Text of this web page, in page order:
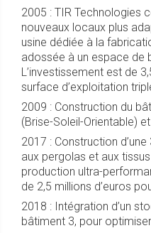
2005 : TIR Technologies
nouveaux locaux plus
usine dédiée à la
adossée à un espace de
L’investissement est de
surface d’exploitation
2009 : Construction du
(Brise-Soleil-Orientable)
2017 : Construction
aux pergolas et aux
production ultra-
de 2,5 millions d’euros
2018 : Intégration d’un
bâtiment 3, pour